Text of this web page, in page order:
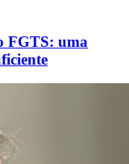
FGTS: uma